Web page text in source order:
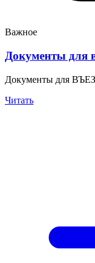
Важное
Документы для
Документы для
Читать